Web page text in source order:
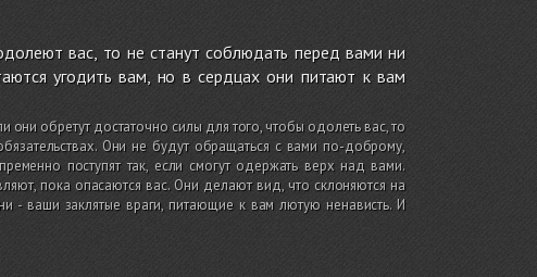
вас, то не станут соблюдать перед вами ни
угодить вам, но в сердцах они питают к вам
обретут достаточно силы для того, чтобы одолеть вас, то
Они не будут обращаться с вами по-доброму,
поступят так, если смогут одержать верх над вами.
пока опасаются вас. Они делают вид, что склоняются на
- ваши заклятые враги, питающие к вам лютую ненависть. И